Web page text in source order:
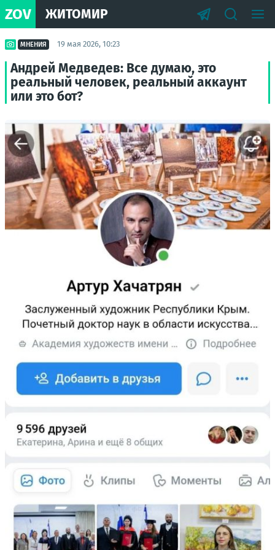
ZOV ЖИТОМИР
МНЕНИЯ 19 мая 2026, 10:23
Андрей Медведев: Все думаю, это
реальный человек, реальный аккаунт
или это бот?